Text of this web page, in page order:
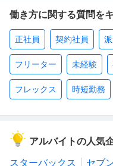
働き方に関する質問を
正社員 契約社員
フリーター 未経験
フレックス 時短勤務
アルバイトの人気
スターバックス セブ